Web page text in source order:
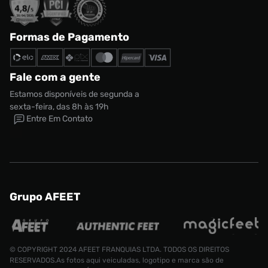
Formas de Pagamento
Fale com a gente
Estamos disponíveis de segunda a
sexta-feira, das 8h às 19h
Entre Em Contato
Grupo AFEET
© COPYRIGHT 2024 AFEET FRANQUIAS LTDA. TODOS OS DIREITOS
RESERVADOS.As fotos aqui veiculadas, logotipo e marca são de